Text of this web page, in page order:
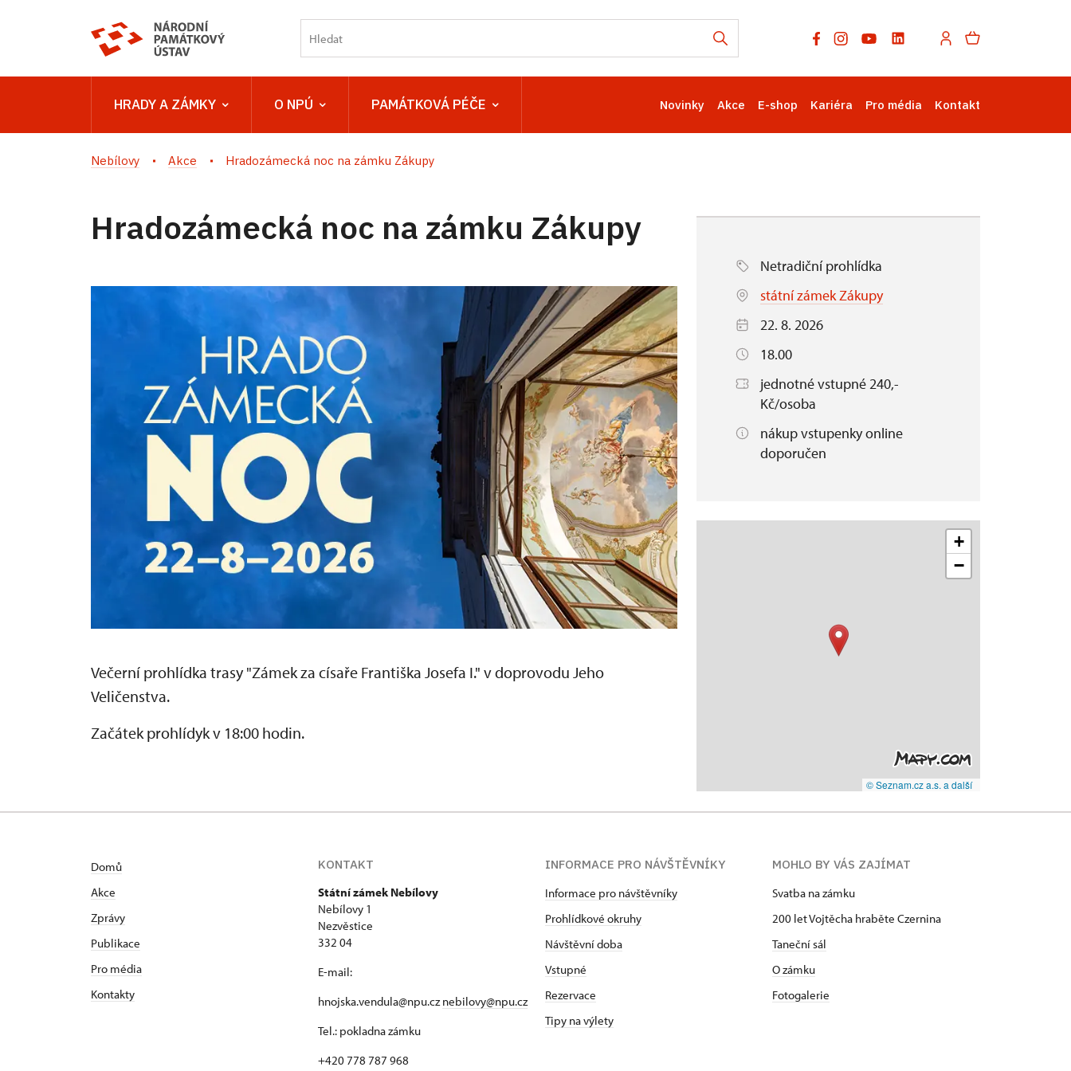
HRADY A ZÁMKY O NPÚ PAMÁTKOVÁ PÉČE Novinky Akce E-shop Kariéra Pro média Kontakt
Nebílovy Akce Hradozámecká noc na zámku Zákupy
Hradozámecká noc na zámku Zákupy
Večerní prohlídka trasy "Zámek za císaře Františka Josefa I." v doprovodu Jeho
Veličenstva.
Začátek prohlídyk v 18:00 hodin.
Netradiční prohlídka
státní zámek Zákupy
22. 8. 2026
18.00
jednotné vstupné 240,-
Kč/osoba
nákup vstupenky online
doporučen
+
−
© Seznam.cz a.s. a další
Domů
Akce
Zprávy
Publikace
Pro média
Kontakty
KONTAKT
Státní zámek Nebílovy
Nebílovy 1
Nezvěstice
332 04
E-mail:
hnojska.vendula@npu.cznebilovy@npu.cz
Tel.: pokladna zámku
+420 778 787 968
INFORMACE PRO NÁVŠTĚVNÍKY
Informace pro návštěvníky
Prohlídkové okruhy
Návštěvní doba
Vstupné
Rezervace
Tipy na výlety
MOHLO BY VÁS ZAJÍMAT
Svatba na zámku
200 let Vojtěcha hraběte Czernina
Taneční sál
O zámku
Fotogalerie